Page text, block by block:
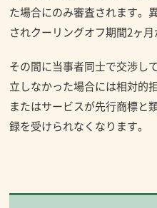
た場合にのみ審査されます。
されクーリングオフ期間2ヶ月
その間に当事者同士で交渉し
立しなかった場合には相対的
またはサービスが先行商標と
録を受けられなくなります。